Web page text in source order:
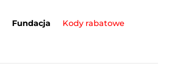
Fundacja Kody rabatowe